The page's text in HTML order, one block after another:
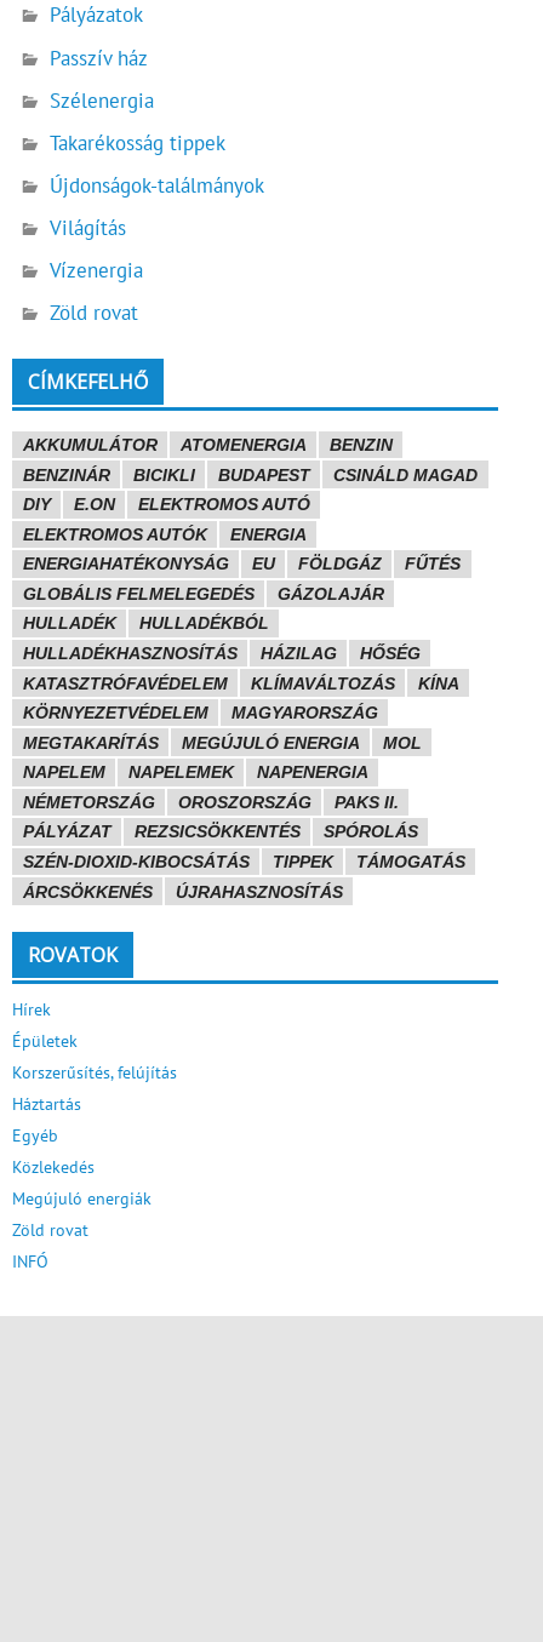
Pályázatok
Passzív ház
Szélenergia
Takarékosság tippek
Újdonságok-találmányok
Világítás
Vízenergia
Zöld rovat
CÍMKEFELHŐ
AKKUMULÁTOR ATOMENERGIA
BENZIN
BENZINÁR
BICIKLI BUDAPEST
CSINÁLD MAGAD
DIY
E.ON
ELEKTROMOS AUTÓ
ELEKTROMOS AUTÓK
ENERGIA
ENERGIAHATÉKONYSÁG
EU FÖLDGÁZ
FŰTÉS
GLOBÁLIS FELMELEGEDÉS
GÁZOLAJÁR
HULLADÉK
HULLADÉKBÓL
HULLADÉKHASZNOSÍTÁS
HÁZILAG
HŐSÉG
KATASZTRÓFAVÉDELEM
KLÍMAVÁLTOZÁS
KÍNA
KÖRNYEZETVÉDELEM
MAGYARORSZÁG
MEGTAKARÍTÁS
MEGÚJULÓ ENERGIA
MOL
NAPELEM
NAPELEMEK
NAPENERGIA
NÉMETORSZÁG
OROSZORSZÁG
PAKS II.
PÁLYÁZAT
REZSICSÖKKENTÉS
SPÓROLÁS
SZÉN-DIOXID-KIBOCSÁTÁS
TIPPEK
TÁMOGATÁS
ÁRCSÖKKENÉS
ÚJRAHASZNOSÍTÁS
ROVATOK
Hírek
Épületek
Korszerűsítés, felújítás
Háztartás
Egyéb
Közlekedés
Megújuló energiák
Zöld rovat
INFÓ